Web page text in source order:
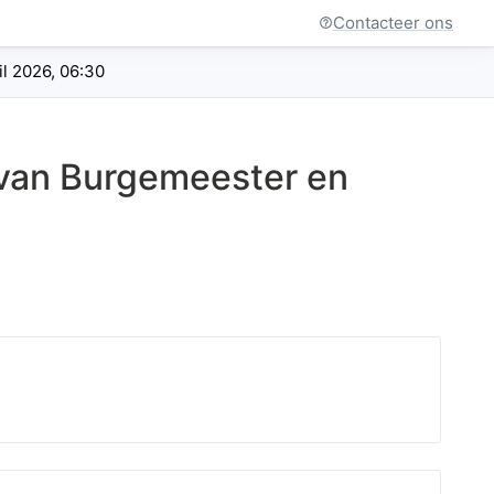
Contacteer ons
2026, 06:30
Burgemeester en